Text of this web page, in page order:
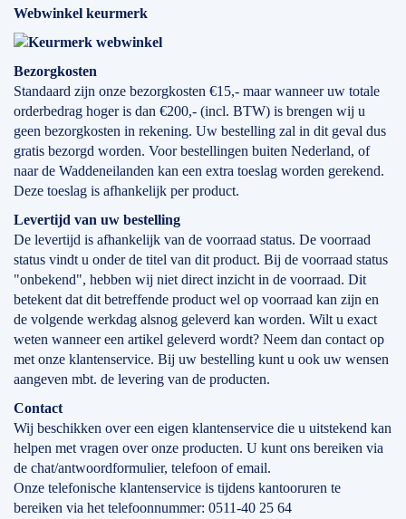
Webwinkel keurmerk
Bezorgkosten
Standaard zijn onze bezorgkosten €15,- maar wanneer uw totale
orderbedrag hoger is dan €200,- (incl. BTW) is brengen wij u
geen bezorgkosten in rekening. Uw bestelling zal in dit geval dus
gratis bezorgd worden. Voor bestellingen buiten Nederland, of
naar de Waddeneilanden kan een extra toeslag worden gerekend.
Deze toeslag is afhankelijk per product.
Levertijd van uw bestelling
De levertijd is afhankelijk van de voorraad status. De voorraad
status vindt u onder de titel van dit product. Bij de voorraad status
"onbekend", hebben wij niet direct inzicht in de voorraad. Dit
betekent dat dit betreffende product wel op voorraad kan zijn en
de volgende werkdag alsnog geleverd kan worden. Wilt u exact
weten wanneer een artikel geleverd wordt? Neem dan contact op
met onze klantenservice. Bij uw bestelling kunt u ook uw wensen
aangeven mbt. de levering van de producten.
Contact
Wij beschikken over een eigen klantenservice die u uitstekend kan
helpen met vragen over onze producten. U kunt ons bereiken via
de chat/antwoordformulier, telefoon of email.
Onze telefonische klantenservice is tijdens kantooruren te
bereiken via het telefoonnummer: 0511-40 25 64